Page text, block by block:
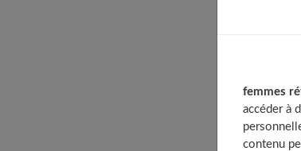
femmes
accéder à
contenu